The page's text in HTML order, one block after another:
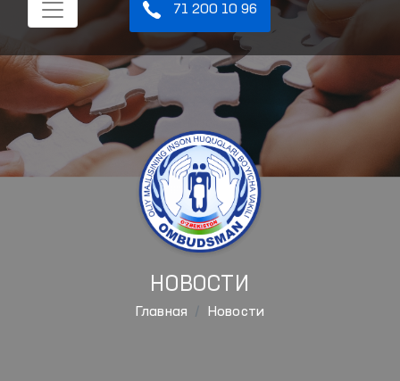
71 200 10 96
НОВОСТИ
Главная Новости